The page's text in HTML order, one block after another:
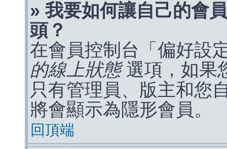
» 我要如何讓自己的會
頭？
在會員控制台「偏好設
的線上狀態選項，如果
只有管理員、版主和您
將會顯示為隱形會員。
回頂端